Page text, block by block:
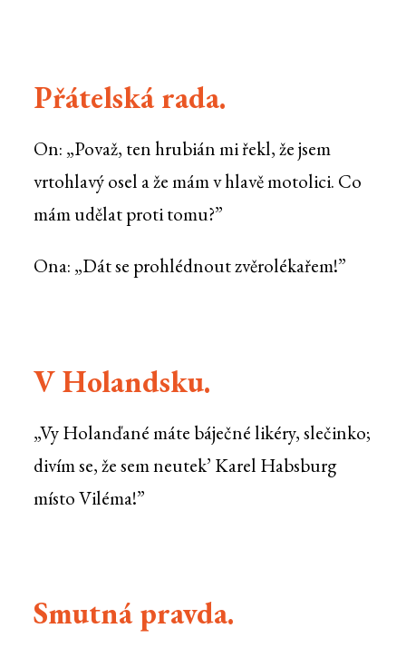
Přátelská rada.
On: „Považ, ten hrubián mi řekl, že jsem
vrtohlavý osel a že mám v hlavě motolici. Co
mám udělat proti tomu?”
Ona: „Dát se prohlédnout zvěrolékařem!”
V Holandsku.
„Vy Holanďané máte báječné likéry, slečinko;
divím se, že sem neutek’ Karel Habsburg
místo Viléma!”
Smutná pravda.